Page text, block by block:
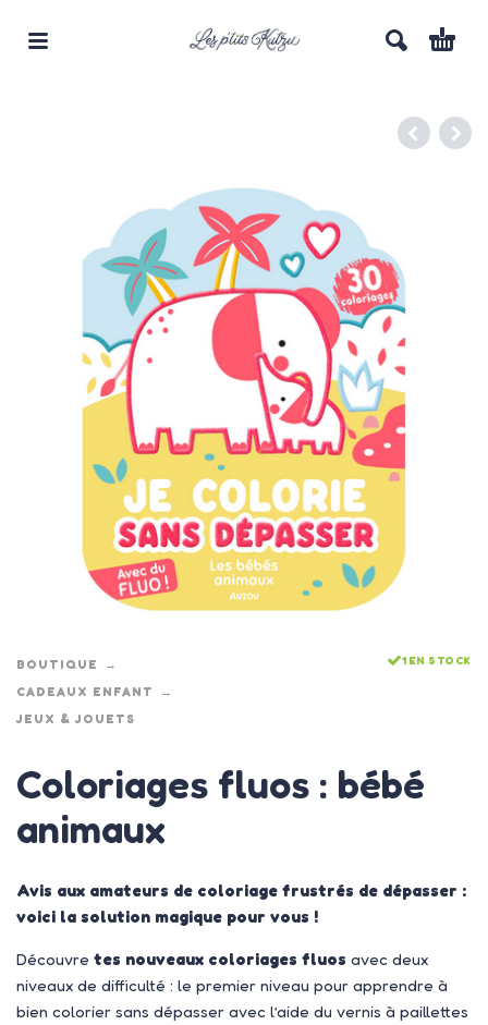
BOUTIQUE
CADEAUX ENFANT
JEUX & JOUETS
1 EN STOCK
Coloriages fluos : bébé
animaux
Avis aux amateurs de coloriage frustrés de dépasser :
voici la solution magique pour vous !
Découvre tes nouveaux coloriages fluos avec deux
niveaux de difficulté : le premier niveau pour apprendre à
bien colorier sans dépasser avec l’aide du vernis à paillettes